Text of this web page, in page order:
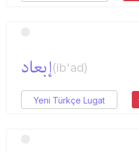
إبعاد(ib'ad)
Yeni Türkçe Lugat